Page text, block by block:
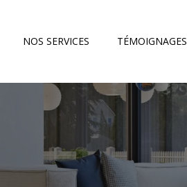
NOS SERVICES TÉMOIGNAGES